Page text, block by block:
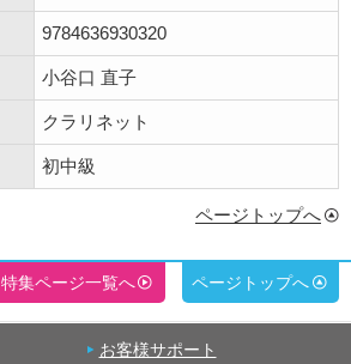
9784636930320
小谷口 直子
クラリネット
初中級
ページトップへ
特集ページ一覧へ ページトップへ
お客様サポート